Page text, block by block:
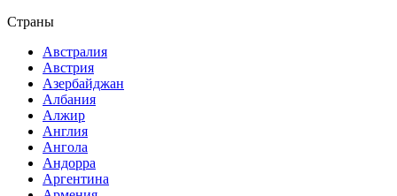
Страны
Австралия
Австрия
Азербайджан
Албания
Алжир
Англия
Ангола
Андорра
Аргентина